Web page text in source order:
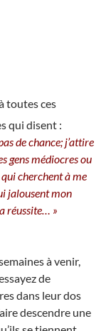
toutes ces
qui disent :
de chance; j’attire
gens médiocres ou
cherchent à me
jalousent mon
réussite… »
à venir,
de
dans leur dos
descendre une